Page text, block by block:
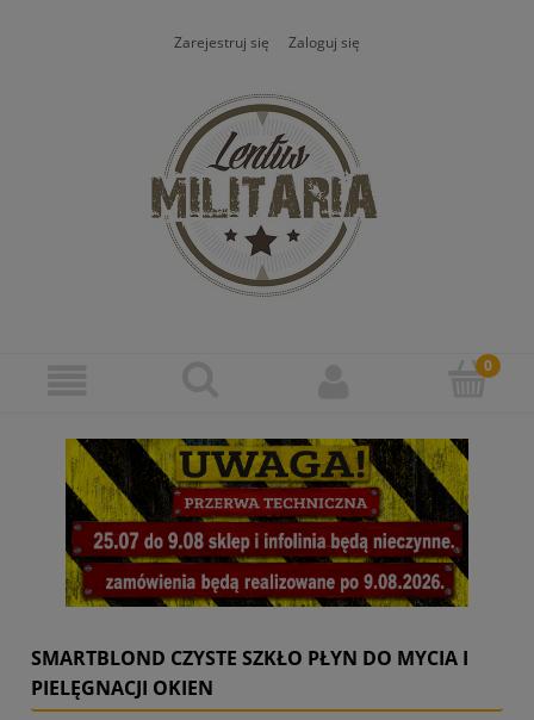
Zarejestruj się Zaloguj się
SMARTBLOND CZYSTE SZKŁO PŁYN DO MYCIA I
PIELĘGNACJI OKIEN